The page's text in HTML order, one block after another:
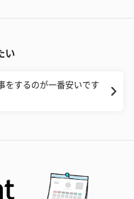
い
をするのが一番安いです